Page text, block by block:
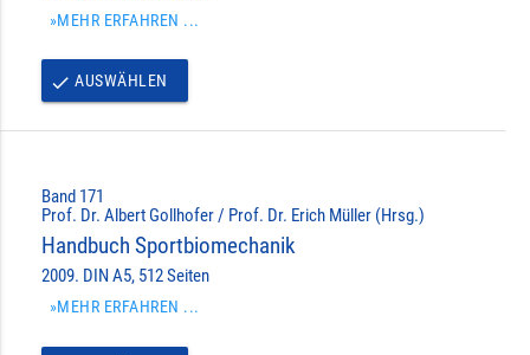
»MEHR ERFAHREN ...
done AUSWÄHLEN
Band 171
Prof. Dr. Albert Gollhofer / Prof. Dr. Erich Müller (Hrsg.)
Handbuch Sportbiomechanik
2009. DIN A5, 512 Seiten
»MEHR ERFAHREN ...